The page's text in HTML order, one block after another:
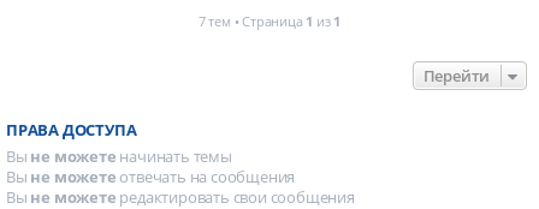
7 тем • Страница 1 из 1
Перейти
ПРАВА ДОСТУПА
Вы не можете начинать темы
Вы не можете отвечать на сообщения
Вы не можете редактировать свои сообщения